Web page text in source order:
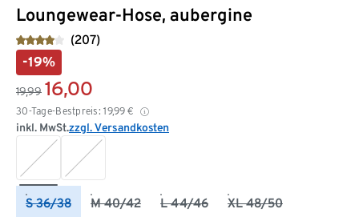
Loungewear-Hose, aubergine
(207)
-19%
19,99 16,00
30-Tage-Bestpreis: 19,99 €
inkl. MwSt.zzgl. Versandkosten
S 36/38 M 40/42 L 44/46 XL 48/50